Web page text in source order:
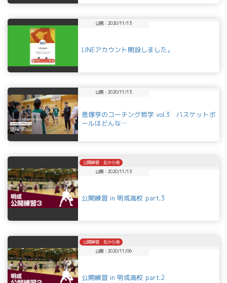
公開：2020/11/13
LINEアカウント開設しました。
公開：2020/11/13
恩塚亨のコーチング哲学 vol.3 バスケットボ
ールはどんな…
公開練習 北から南
公開：2020/11/13
公開練習 in 明成高校 part.3
公開練習 北から南
公開：2020/11/06
公開練習 in 明成高校 part.2